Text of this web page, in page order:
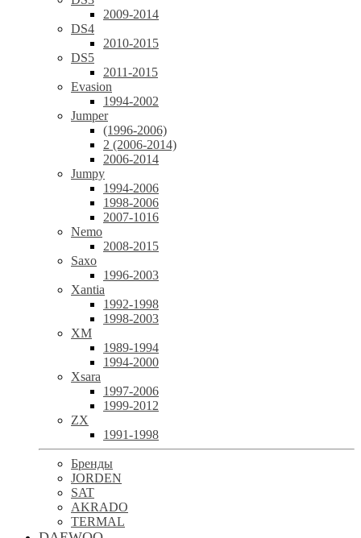
2009-2014
DS4
2010-2015
DS5
2011-2015
Evasion
1994-2002
Jumper
(1996-2006)
2 (2006-2014)
2006-2014
Jumpy
1994-2006
1998-2006
2007-1016
Nemo
2008-2015
Saxo
1996-2003
Xantia
1992-1998
1998-2003
XM
1989-1994
1994-2000
Xsara
1997-2006
1999-2012
ZX
1991-1998
Бренды
JORDEN
SAT
AKRADO
TERMAL